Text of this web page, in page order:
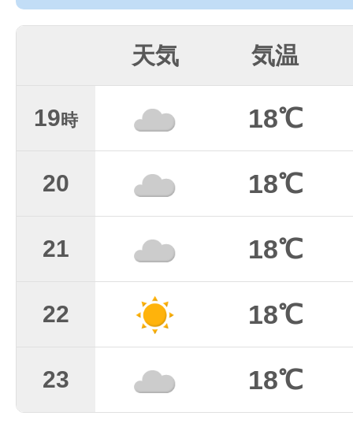
天気 気温
19時 18℃
20 18℃
21 18℃
22 18℃
23 18℃